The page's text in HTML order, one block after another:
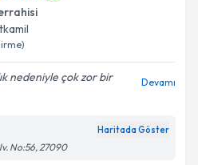
işlenmesine ilişkinAydınlatma
kişisel verilerimin belirtilen
kabul ediyorum.
Talebini Gönder
nedeniyle çok zor bir
Devamı
Haritada Göster
No:56, 27090